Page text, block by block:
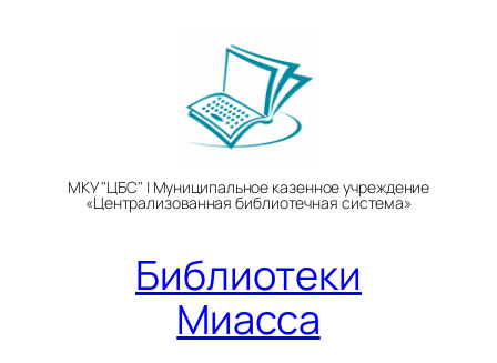
МКУ "ЦБС" | Муниципальное казенное учреждение
«Централизованная библиотечная система»
Библиотеки
Миасса